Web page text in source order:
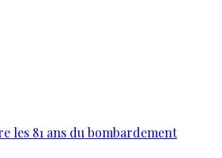
les 81 ans du bombardement